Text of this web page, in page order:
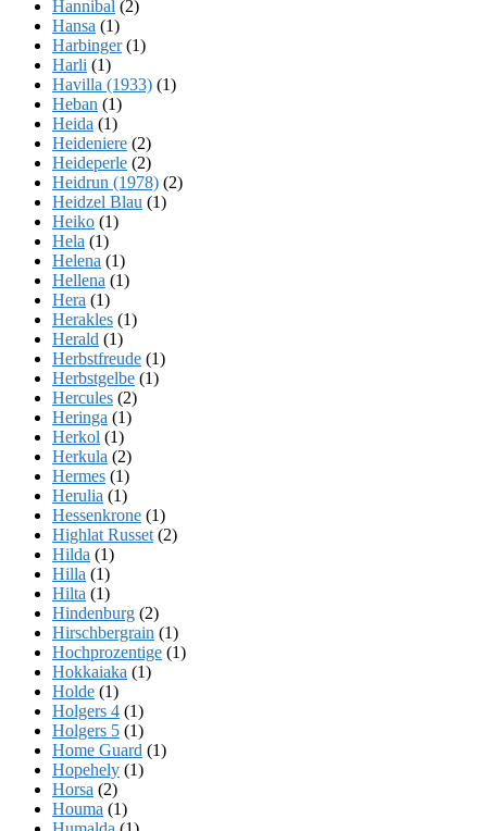
Hannibal (2)
Hansa (1)
Harbinger(1)
Harli (1)
Havilla (1933) (1)
Heban (1)
Heida (1)
Heideniere (2)
Heideperle (2)
Heidrun (1978) (2)
Heidzel Blau (1)
Heiko (1)
Hela (1)
Helena (1)
Hellena (1)
Hera (1)
Herakles (1)
Herald (1)
Herbstfreude (1)
Herbstgelbe (1)
Hercules (2)
Heringa (1)
Herkol (1)
Herkula (2)
Hermes (1)
Herulia (1)
Hessenkrone (1)
Highlat Russet (2)
Hilda (1)
Hilla (1)
Hilta (1)
Hindenburg (2)
Hirschbergrain (1)
Hochprozentige (1)
Hokkaiaka (1)
Holde (1)
Holgers 4 (1)
Holgers 5 (1)
Home Guard (1)
Hopehely (1)
Horsa (2)
Houma (1)